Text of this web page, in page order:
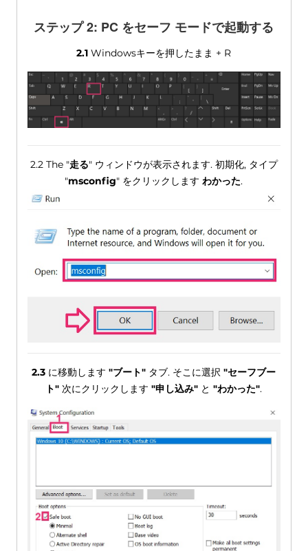
ステップ 2: PC をセーフ モードで起動する
2.1 Windowsキーを押したまま + R
2.2 The "走る" ウィンドウが表示されます. 初期化, タイプ
"msconfig" をクリックしますわかった.
2.3 に移動します"ブート" タブ. そこに選択"セーフブー
ト" 次にクリックします"申し込み" と"わかった".